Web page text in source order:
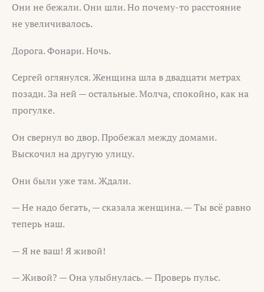
Они не бежали. Они шли. Но почему-то расстояние
не увеличивалось.
Дорога. Фонари. Ночь.
Сергей оглянулся. Женщина шла в двадцати метрах
позади. За ней — остальные. Молча, спокойно, как на
прогулке.
Он свернул во двор. Пробежал между домами.
Выскочил на другую улицу.
Они были уже там. Ждали.
— Не надо бегать, — сказала женщина. — Ты всё равно
теперь наш.
— Я не ваш! Я живой!
— Живой? — Она улыбнулась. — Проверь пульс.